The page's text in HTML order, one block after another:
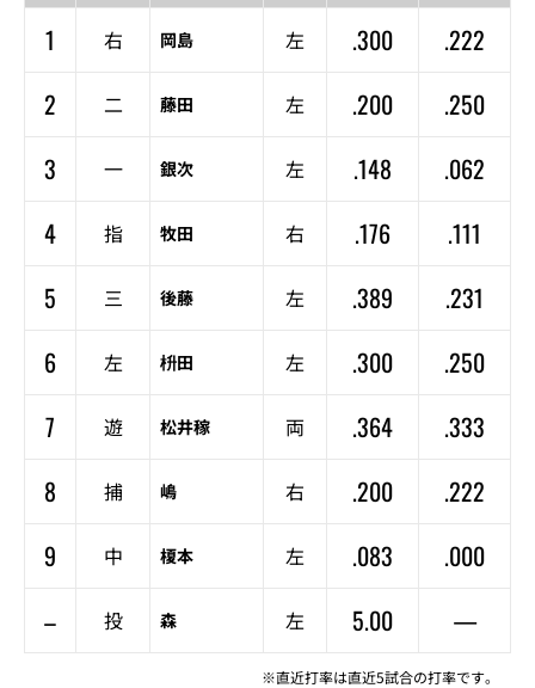
1 右 岡島 左 .300
.222
2
二 藤田 左 .200
.250
3
一 銀次 左 .148
.062
4
指 牧田 右 .176
.111
5
三 後藤 左 .389
.231
6
左 枡田 左 .300
.250
7
遊 松井稼 両 .364
.333
8
捕 嶋 右 .200
.222
9
中 榎本 左 .083
.000
–
投 森 左 5.00 —
※直近打率は直近5試合の打率です。